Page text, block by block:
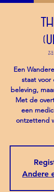
Een
staat
beleving,
Met de
een
ontzettend
Andere